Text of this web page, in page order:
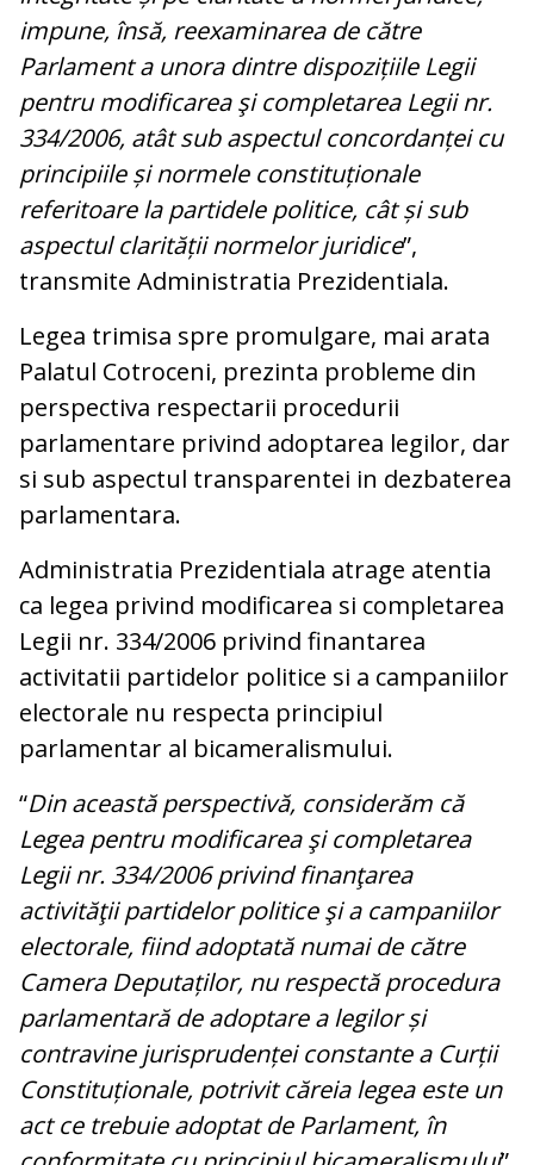
impune, însă, reexaminarea de către
Parlament a unora dintre dispozițiile Legii
pentru modificarea şi completarea Legii nr.
334/2006, atât sub aspectul concordanței cu
principiile și normele constituționale
referitoare la partidele politice, cât și sub
aspectul clarității normelor juridice”,
transmite Administratia Prezidentiala.
Legea trimisa spre promulgare, mai arata
Palatul Cotroceni, prezinta probleme din
perspectiva respectarii procedurii
parlamentare privind adoptarea legilor, dar
si sub aspectul transparentei in dezbaterea
parlamentara.
Administratia Prezidentiala atrage atentia
ca legea privind modificarea si completarea
Legii nr. 334/2006 privind finantarea
activitatii partidelor politice si a campaniilor
electorale nu respecta principiul
parlamentar al bicameralismului.
“Din această perspectivă, considerăm că
Legea pentru modificarea şi completarea
Legii nr. 334/2006 privind finanţarea
activităţii partidelor politice şi a campaniilor
electorale, fiind adoptată numai de către
Camera Deputaților, nu respectă procedura
parlamentară de adoptare a legilor și
contravine jurisprudenței constante a Curții
Constituționale, potrivit căreia legea este un
act ce trebuie adoptat de Parlament, în